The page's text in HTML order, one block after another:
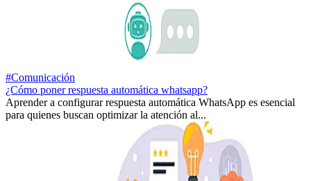
#Comunicación
¿Cómo poner respuesta automática whatsapp?
Aprender a configurar respuesta automática WhatsApp es esencial
para quienes buscan optimizar la atención al...